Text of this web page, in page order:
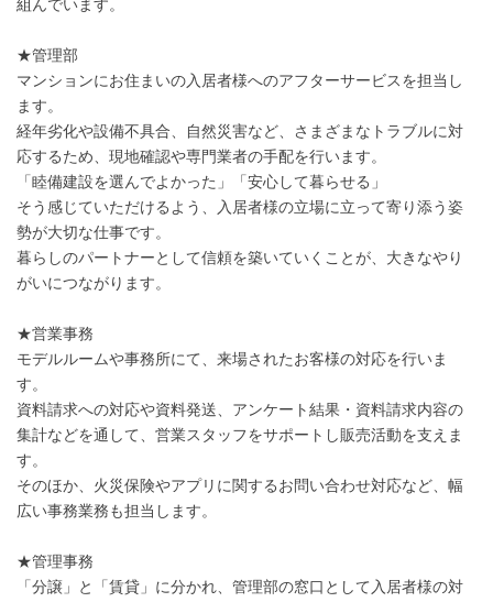
組んでいます。
★管理部
マンションにお住まいの入居者様へのアフターサービスを担当し
ます。
経年劣化や設備不具合、自然災害など、さまざまなトラブルに対
応するため、現地確認や専門業者の手配を行います。
「睦備建設を選んでよかった」「安心して暮らせる」
そう感じていただけるよう、入居者様の立場に立って寄り添う姿
勢が大切な仕事です。
暮らしのパートナーとして信頼を築いていくことが、大きなやり
がいにつながります。
★営業事務
モデルルームや事務所にて、来場されたお客様の対応を行いま
す。
資料請求への対応や資料発送、アンケート結果・資料請求内容の
集計などを通して、営業スタッフをサポートし販売活動を支えま
す。
そのほか、火災保険やアプリに関するお問い合わせ対応など、幅
広い事務業務も担当します。
★管理事務
「分譲」と「賃貸」に分かれ、管理部の窓口として入居者様の対